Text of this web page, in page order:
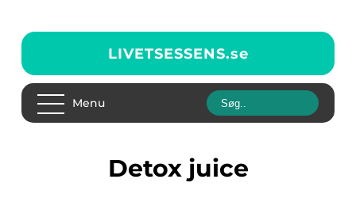
LIVETSESSENS.se
Menu
detox juice